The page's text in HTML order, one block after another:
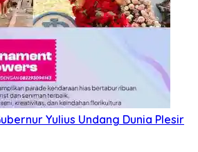
Yulius Undang Dunia Plesir